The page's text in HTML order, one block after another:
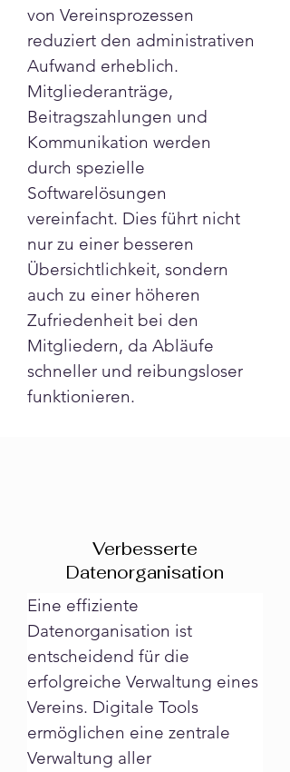
von Vereinsprozessen
reduziert den administrativen
Aufwand erheblich.
Mitgliederanträge,
Beitragszahlungen und
Kommunikation werden
durch spezielle
Softwarelösungen
vereinfacht. Dies führt nicht
nur zu einer besseren
Übersichtlichkeit, sondern
auch zu einer höheren
Zufriedenheit bei den
Mitgliedern, da Abläufe
schneller und reibungsloser
funktionieren.
Verbesserte
Datenorganisation
Eine effiziente
Datenorganisation ist
entscheidend für die
erfolgreiche Verwaltung eines
Vereins. Digitale Tools
ermöglichen eine zentrale
Verwaltung aller